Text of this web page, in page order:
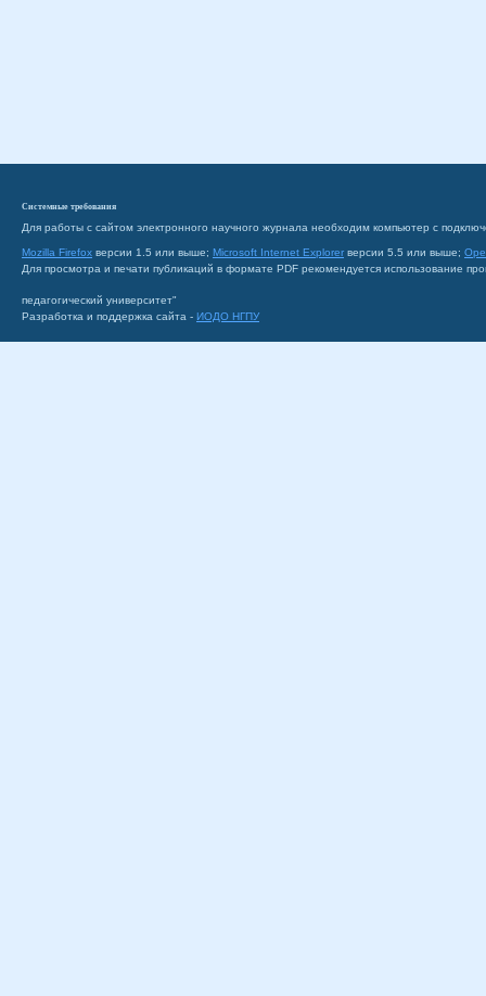
Системные требования
Для работы с сайтом электронного научного журнала необходим компьютер с
Mozilla Firefox версии 1.5 или выше; Microsoft Internet Explorer версии 5.5 или выше;
Для просмотра и печати публикаций в формате PDF рекомендуется использование
педагогический университет"
Разработка и поддержка сайта - ИОДО НГПУ